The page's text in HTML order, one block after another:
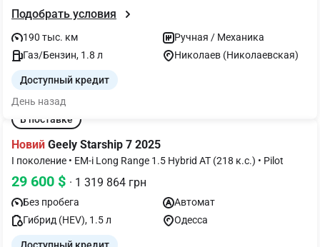
Подобрать условия
190 тыс. км
Ручная / Механика
Газ/Бензин, 1.8 л
Николаев (Николаевская)
Доступный кредит
День назад
В поставке
Новий Geely Starship 7 2025
I поколение • EM-i Long Range 1.5 Hybrid AT (218 к.с.) • Pilot
29 600 $ · 1 319 864 грн
Без пробега
Автомат
Гибрид (HEV), 1.5 л
Одесса